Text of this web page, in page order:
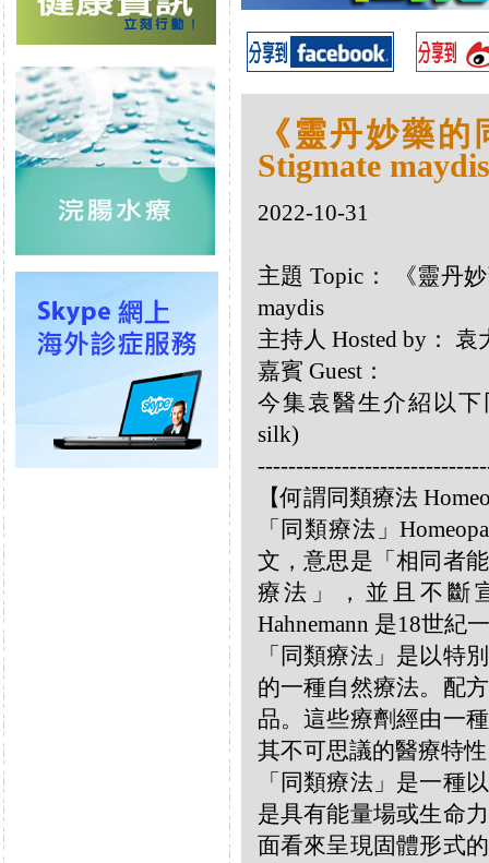
《靈丹妙藥
Stigmate maydis
2022-10-31
主題 Topic： 《靈丹
maydis
主持人 Hosted by：
嘉賓 Guest：
今集袁醫生介紹以下
silk)
【何謂同類療法
「同類療法」
文，意思是「相同者
療法」，並且不斷
Hahnemann 是18世紀
「同類療法」是以特
的一種自然療法。配
品。這些療劑經由一
其不可思議的醫療特
「同類療法」是一種
是具有能量場或生命
面看來呈現固體形式